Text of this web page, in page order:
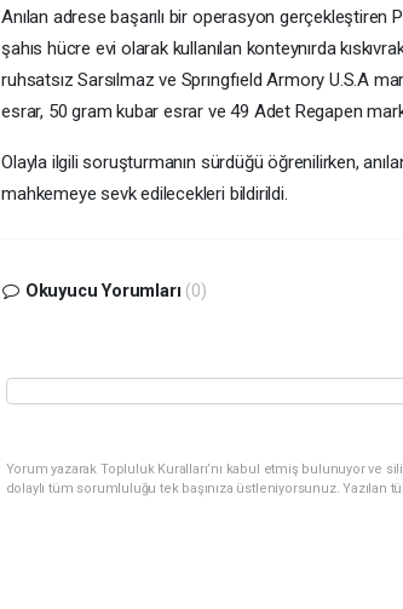
Anılan adrese başarılı bir operasyon
şahıs hücre evi olarak kullanılan konteynırda
ruhsatsız Sarsılmaz ve Sprıngfıeld Armory U.S.A
esrar, 50 gram kubar esrar ve 49 Adet Regapen
Olayla ilgili soruşturmanın sürdüğü öğrenilirken,
mahkemeye sevk edilecekleri bildirildi.
Okuyucu Yorumları (0)
Yorum yazarak Topluluk Kuralları’nı kabul etmiş bulunuyor ve
dolaylı tüm sorumluluğu tek başınıza üstleniyorsunuz.